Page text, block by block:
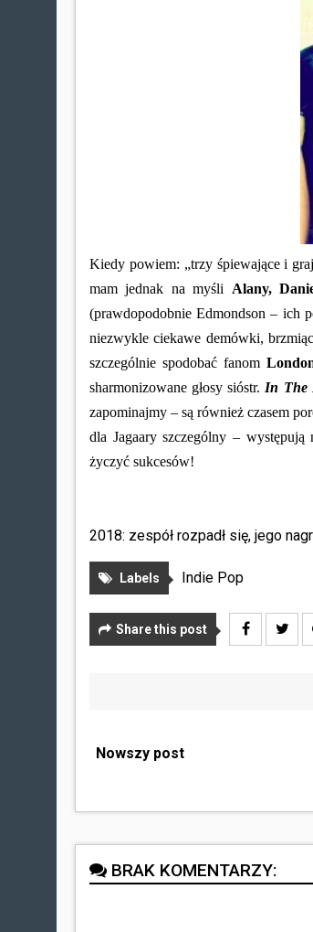
Kiedy powiem: „trzy śpiewające i
mam jednak na myśli Alany,
(prawdopodobnie Edmondson – ich
niezwykle ciekawe demówki,
szczególnie spodobać fanom
sharmonizowane głosy sióstr. In The
zapominajmy – są również czasem
dla Jagaary szczególny – występują
życzyć sukcesów!
2018: zespół rozpadł się, jego
Labels Indie Pop
Share this post
Nowszy post
BRAK KOMENTARZY: